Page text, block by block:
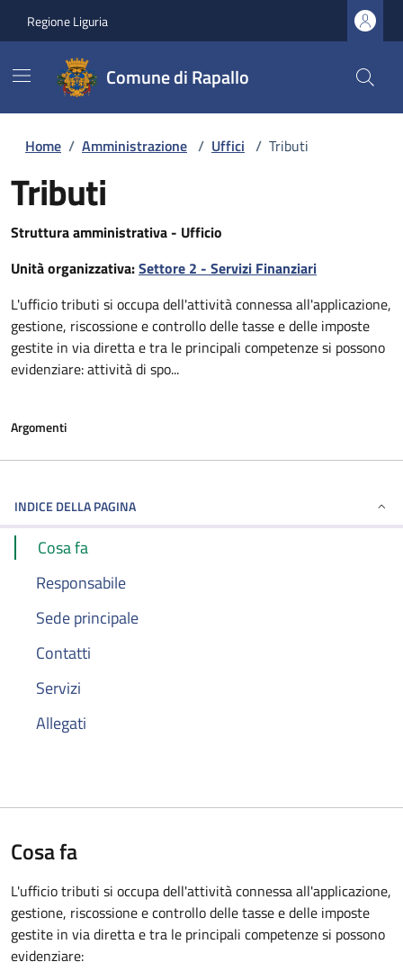
Regione Liguria
Comune di Rapallo
Home / Amministrazione / Uffici / Tributi
Tributi
Struttura amministrativa - Ufficio
Unità organizzativa:Settore 2 - Servizi Finanziari
L'ufficio tributi si occupa dell'attività connessa all'applicazione,
gestione, riscossione e controllo delle tasse e delle imposte
gestite in via diretta e tra le principali competenze si possono
evidenziare: attività di spo...
Argomenti
INDICE DELLA PAGINA
Cosa fa
Responsabile
Sede principale
Contatti
Servizi
Allegati
Cosa fa
L'ufficio tributi si occupa dell'attività connessa all'applicazione,
gestione, riscossione e controllo delle tasse e delle imposte
gestite in via diretta e tra le principali competenze si possono
evidenziare: